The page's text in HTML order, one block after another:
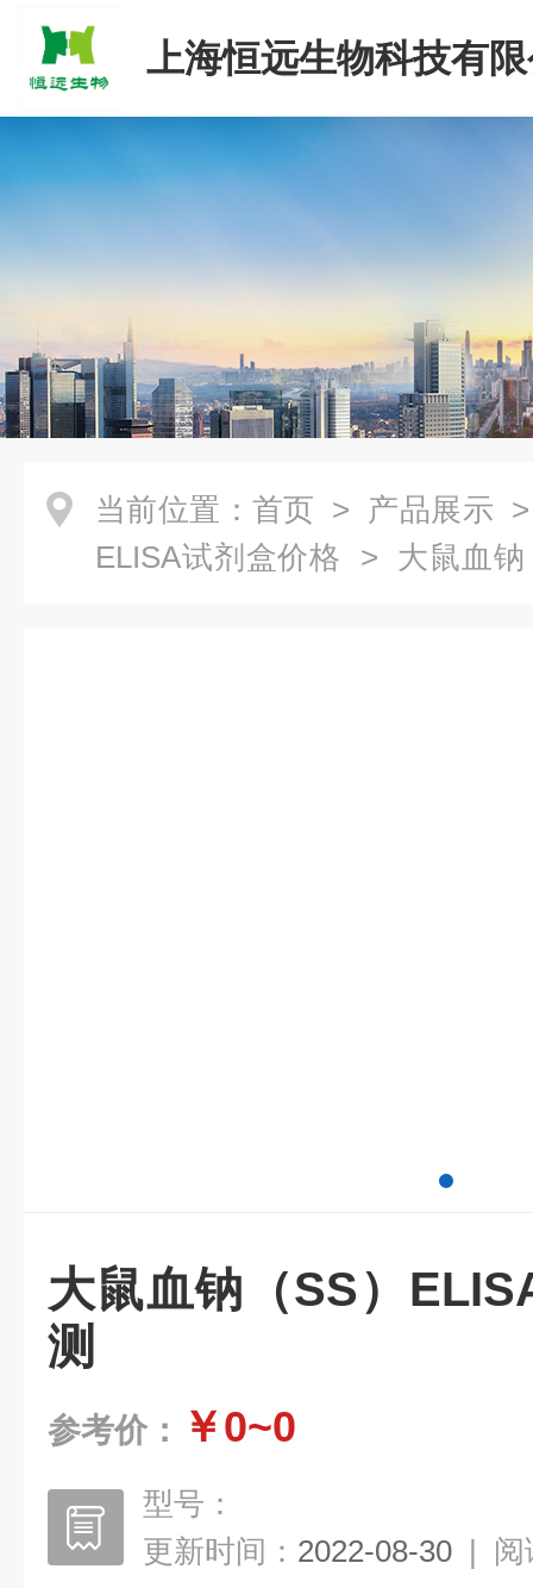
上海恒远生物科技有
当前位置： 首页 > 产品展示
ELISA试剂盒价格 > 大鼠血钠
大鼠血钠（SS）
测
参考价： ￥0~0
型号：
更新时间： 2022-08-30 | 阅